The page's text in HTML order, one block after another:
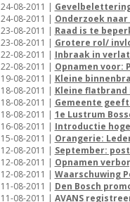
24-08-2011 |
24-08-2011 | Onderzoek
23-08-2011 | Raad is te
23-08-2011 | Grotere rol/
22-08-2011 | Inbraak in
22-08-2011 | Opnamen voor:
19-08-2011 | Kleine
18-08-2011 | Kleine
18-08-2011 | Gemeente
18-08-2011 | 1e Lustrum
16-08-2011 | Introductie
15-08-2011 | Orangerie:
12-08-2011 | September:
12-08-2011 | Opnamen
12-08-2011 | Waarschuwing
11-08-2011 | Den Bosch
11-08-2011 | AVANS